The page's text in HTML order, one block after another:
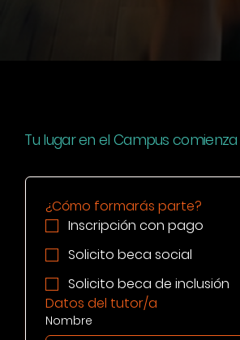
Tu lugar en el Campus comienza
¿Cómo formarás parte?
Inscripción con pago
Solicito beca social
Solicito beca de inclusión
Datos del tutor/a
Nombre